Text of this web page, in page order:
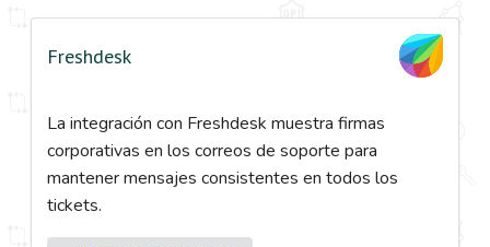
Freshdesk
La integración con Freshdesk muestra firmas
corporativas en los correos de soporte para
mantener mensajes consistentes en todos los
tickets.